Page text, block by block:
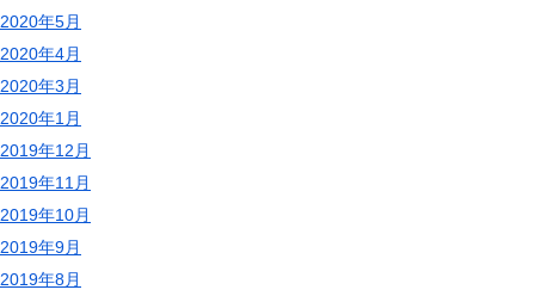
2020年5月
2020年4月
2020年3月
2020年1月
2019年12月
2019年11月
2019年10月
2019年9月
2019年8月